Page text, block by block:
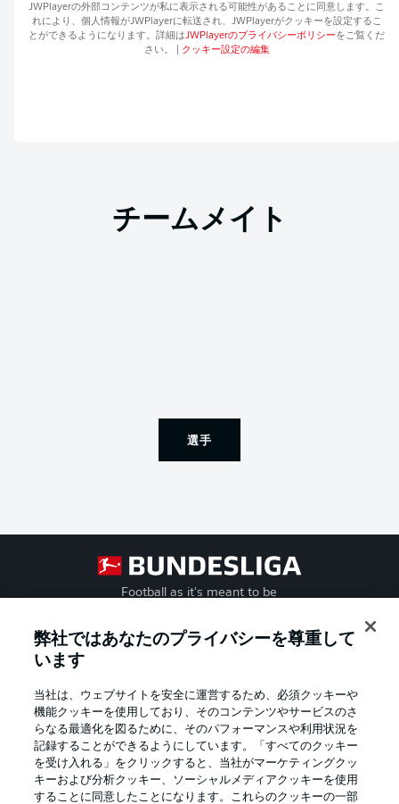
JWPlayerの外部コンテンツが私に表示される可能性があることに同意します。こ
れにより、個人情報がJWPlayerに転送され、 JWPlayerがクッキーを設定するこ
とができるようになります。詳細はJWPlayerのプライバシーポリシーをご覧くだ
さい。
クッキー設定の編集
チームメイト
選手
Football as it's meant to be
Official Partners
弊社ではあなたのプライバシーを尊重して
います
当社は、ウェブサイトを安全に運営するため、必須クッキーや
機能クッキーを使用しており、そのコンテンツやサービスのさ
らなる最適化を図るために、そのパフォーマンスや利用状況を
記録することができるようにしています。「すべてのクッキー
を受け入れる」をクリックすると、当社がマーケティングクッ
キーおよび分析クッキー、ソーシャルメディアクッキーを使用
することに同意したことになります。これらのクッキーの一部